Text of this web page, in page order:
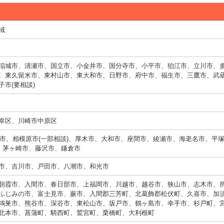
城市、清瀬市、国立市、小金井市、国分寺市、小平市、狛江市、立川市、
東久留米市、東村山市、東大和市、日野市、府中市、福生市、三鷹市、武
市(要相談)
区、川崎市中原区
、相模原市(一部相談)、厚木市、大和市、座間市、綾瀬市、海老名市、平
ヶ崎市、藤沢市、鎌倉市
、吉川市、戸田市、八潮市、和光市
霞市、入間市、春日部市、上福岡市、川越市、越谷市、狭山市、志木市、
じみの市、富士見市、蕨市、入間郡三芳町、北葛飾郡松伏町、久喜市、加
巣市、熊谷市、深谷市、東松山市、坂戸市、鶴ヶ島市、幸手市、杉戸町、
本市、菖蒲町、騎西町、鷲宮町、栗橋町、大利根町